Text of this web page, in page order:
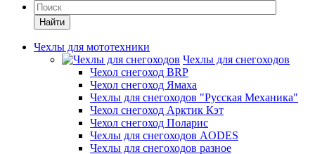
Найти
Чехлы для мототехники
Чехлы для снегоходов
Чехол снегоход BRP
Чехол снегоход Ямаха
Чехлы для снегоходов "Русская Механика"
Чехол снегоход Арктик Кэт
Чехол снегоход Поларис
Чехлы для снегоходов AODES
Чехлы для снегоходов разное